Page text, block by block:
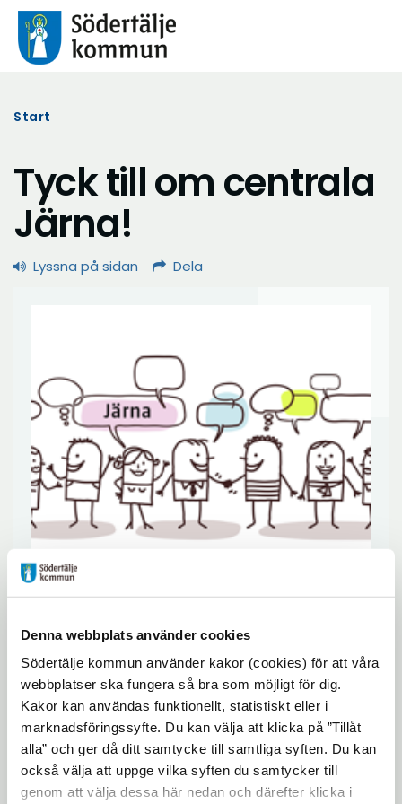
Denna webbplats använder cookies
Södertälje kommun använder kakor (cookies) för att våra
webbplatser ska fungera så bra som möjligt för dig.
Kakor kan användas funktionellt, statistiskt eller i
marknadsföringssyfte. Du kan välja att klicka på ”Tillåt
alla” och ger då ditt samtycke till samtliga syften. Du kan
också välja att uppge vilka syften du samtycker till
genom att välja dessa här nedan och därefter klicka i
Start
Tyck till om centrala
Järna!
Lyssna på sidan Dela
Nu har du chansen att vara med i arbetet
kring strukturplaner för ditt närområde
i Järna. Det är nordöstra centrala Järna
som står i fokus. Var med och påverka!
Uppdaterad: 2020-04-15